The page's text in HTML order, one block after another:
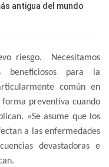
antigua del mundo
riesgo. Necesitamos
beneficiosos para la
común en
forma preventiva cuando
«Se asume que los
a las enfermedades
devastadoras e